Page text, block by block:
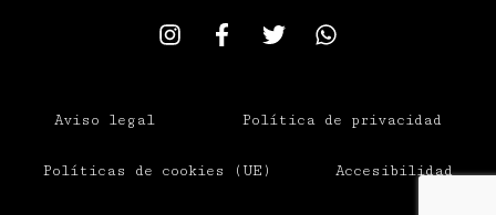
Aviso legal Política de privacidad
Políticas de cookies (UE) Accesibilidad